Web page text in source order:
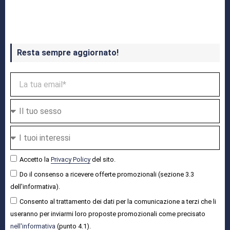
Resta sempre aggiornato!
Accetto la Privacy Policydel sito.
Do il consenso a ricevere offerte promozionali (sezione 3.3
dell'informativa).
Consento al trattamento dei dati per la comunicazione a terzi che li
useranno per inviarmi loro proposte promozionali come precisato
nell'informativa (punto 4.1).